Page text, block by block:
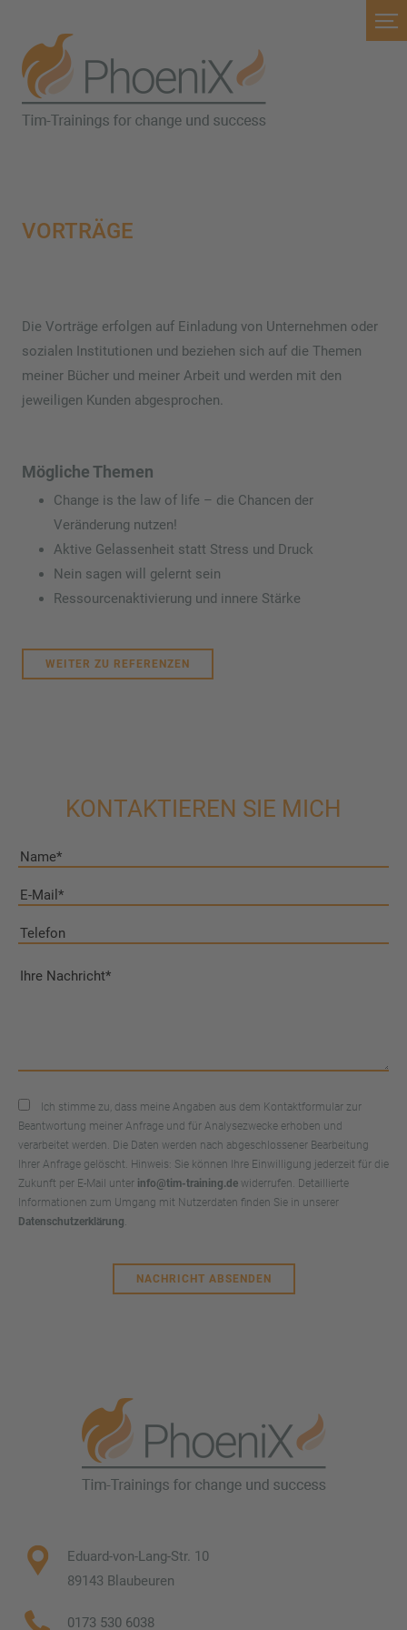
VORTRÄGE
Die Vorträge erfolgen auf Einladung von Unternehmen oder
sozialen Institutionen und beziehen sich auf die Themen
meiner Bücher und meiner Arbeit und werden mit den
jeweiligen Kunden abgesprochen.
Mögliche Themen
Change is the law of life – die Chancen der
Veränderung nutzen!
Aktive Gelassenheit statt Stress und Druck
Nein sagen will gelernt sein
Ressourcenaktivierung und innere Stärke
WEITER ZU REFERENZEN
KONTAKTIEREN SIE MICH
Ich stimme zu, dass meine Angaben aus dem Kontaktformular zur
Beantwortung meiner Anfrage und für Analysezwecke erhoben und
verarbeitet werden. Die Daten werden nach abgeschlossener Bearbeitung
Ihrer Anfrage gelöscht. Hinweis: Sie können Ihre Einwilligung jederzeit für die
Zukunft per E-Mail unter info@tim-training.de widerrufen. Detaillierte
Informationen zum Umgang mit Nutzerdaten finden Sie in unserer
Datenschutzerklärung
NACHRICHT ABSENDEN
Eduard-von-Lang-Str. 10
89143 Blaubeuren
0173 530 6038